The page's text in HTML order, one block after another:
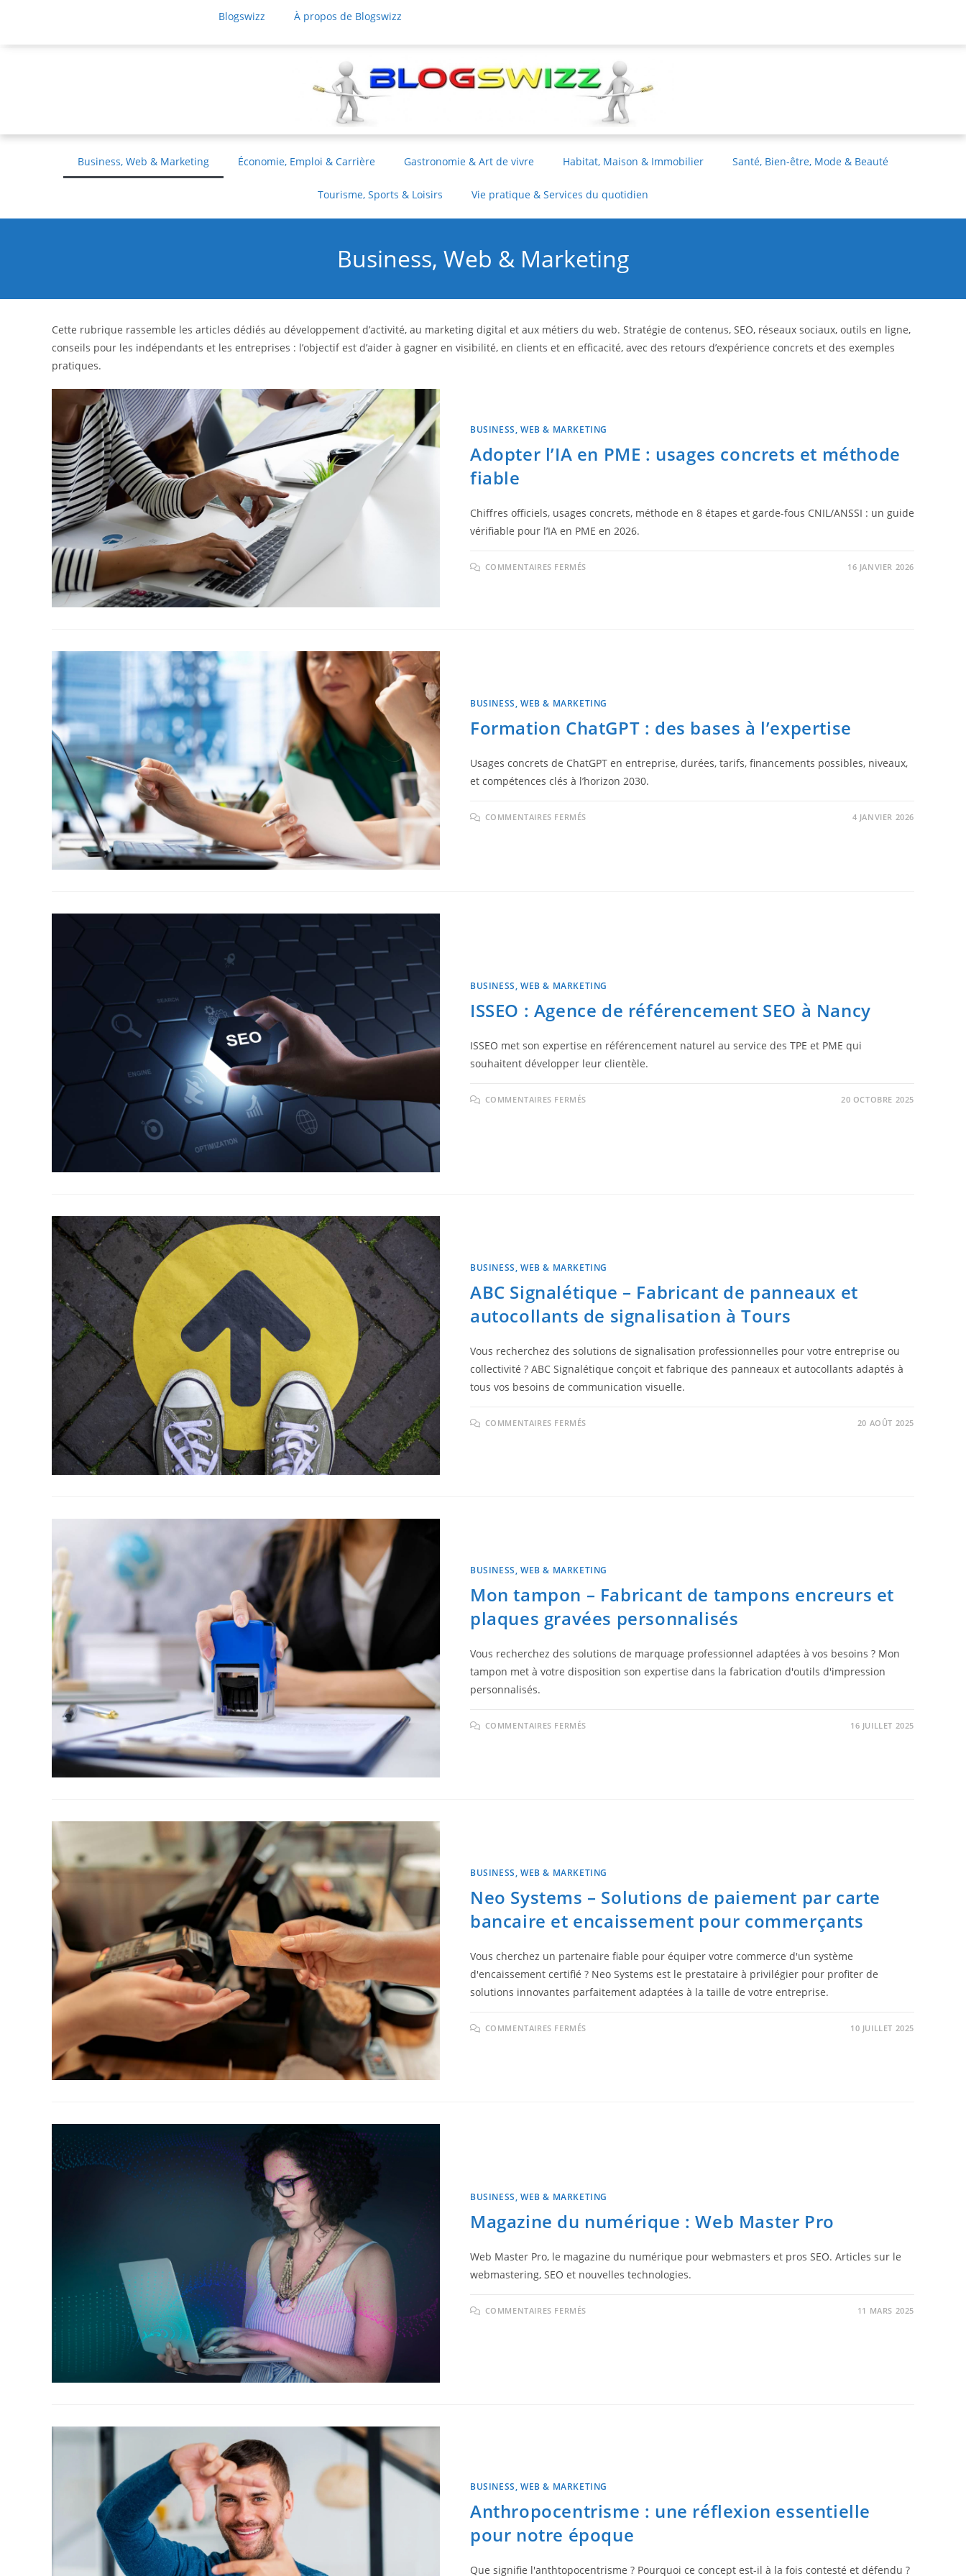
Blogswizz À propos de Blogswizz
Business, Web & Marketing Économie, Emploi & Carrière Gastronomie & Art de vivre Habitat, Maison & Immobilier Santé, Bien-être, Mode & Beauté
Tourisme, Sports & Loisirs Vie pratique & Services du quotidien
Business, Web & Marketing
Cette rubrique rassemble les articles dédiés au développement d’activité, au marketing digital et aux métiers du web. Stratégie de contenus, SEO, réseaux sociaux, outils en ligne,
conseils pour les indépendants et les entreprises : l’objectif est d’aider à gagner en visibilité, en clients et en efficacité, avec des retours d’expérience concrets et des exemples
pratiques.
BUSINESS, WEB & MARKETING
Adopter l’IA en PME : usages concrets et méthode
fiable
Chiffres officiels, usages concrets, méthode en 8 étapes et garde-fous CNIL/ANSSI : un guide
vérifiable pour l’IA en PME en 2026.
COMMENTAIRES FERMÉS 16 JANVIER 2026
BUSINESS, WEB & MARKETING
Formation ChatGPT : des bases à l’expertise
Usages concrets de ChatGPT en entreprise, durées, tarifs, financements possibles, niveaux,
et compétences clés à l’horizon 2030.
COMMENTAIRES FERMÉS 4 JANVIER 2026
BUSINESS, WEB & MARKETING
ISSEO : Agence de référencement SEO à Nancy
ISSEO met son expertise en référencement naturel au service des TPE et PME qui
souhaitent développer leur clientèle.
COMMENTAIRES FERMÉS 20 OCTOBRE 2025
BUSINESS, WEB & MARKETING
ABC Signalétique – Fabricant de panneaux et
autocollants de signalisation à Tours
Vous recherchez des solutions de signalisation professionnelles pour votre entreprise ou
collectivité ? ABC Signalétique conçoit et fabrique des panneaux et autocollants adaptés à
tous vos besoins de communication visuelle.
COMMENTAIRES FERMÉS 20 AOÛT 2025
BUSINESS, WEB & MARKETING
Mon tampon – Fabricant de tampons encreurs et
plaques gravées personnalisés
Vous recherchez des solutions de marquage professionnel adaptées à vos besoins ? Mon
tampon met à votre disposition son expertise dans la fabrication d'outils d'impression
personnalisés.
COMMENTAIRES FERMÉS 16 JUILLET 2025
BUSINESS, WEB & MARKETING
Neo Systems – Solutions de paiement par carte
bancaire et encaissement pour commerçants
Vous cherchez un partenaire fiable pour équiper votre commerce d'un système
d'encaissement certifié ? Neo Systems est le prestataire à privilégier pour profiter de
solutions innovantes parfaitement adaptées à la taille de votre entreprise.
COMMENTAIRES FERMÉS 10 JUILLET 2025
BUSINESS, WEB & MARKETING
Magazine du numérique : Web Master Pro
Web Master Pro, le magazine du numérique pour webmasters et pros SEO. Articles sur le
webmastering, SEO et nouvelles technologies.
COMMENTAIRES FERMÉS 11 MARS 2025
BUSINESS, WEB & MARKETING
Anthropocentrisme : une réflexion essentielle
pour notre époque
Que signifie l'anthtopocentrisme ? Pourquoi ce concept est-il à la fois contesté et défendu ?